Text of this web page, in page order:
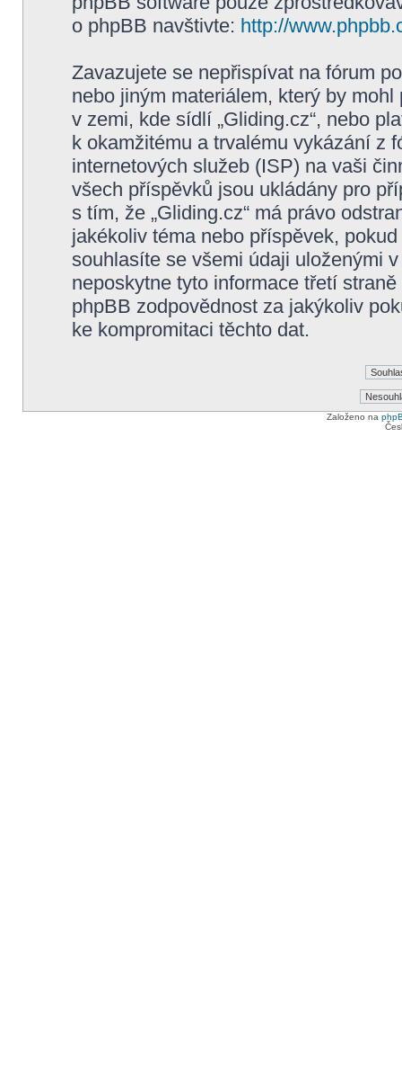
o phpBB navštivte: http://
Zavazujete se nepřispívat na fórum
nebo jiným materiálem, který by
v zemi, kde sídlí „Gliding.cz“, nebo
k okamžitému a trvalému vykázání z
internetových služeb (ISP) na vaši
všech příspěvků jsou ukládány pro
s tím, že „Gliding.cz“ má právo
jakékoliv téma nebo příspěvek,
souhlasíte se všemi údaji uloženými
neposkytne tyto informace třetí
phpBB zodpovědnost za jakýkoliv
ke kompromitaci těchto dat.
Založeno na